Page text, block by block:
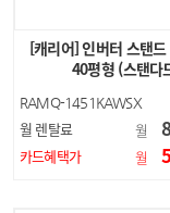
[캐리어] 인버터 스탠
40평형 (스탠다
RAMQ-1451KAWSX
월 렌탈료 월
카드혜택가
월